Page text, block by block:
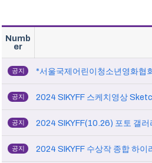
Numb
er
공지 *서울국제어린이청소년영화협
공지 2024 SIKYFF 스케치영상
공지 2024 SIKYFF(10.26) 포토 갤
공지 2024 SIKYFF 수상작 종합 하